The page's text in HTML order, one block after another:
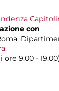
con
9.00 - 19.00)